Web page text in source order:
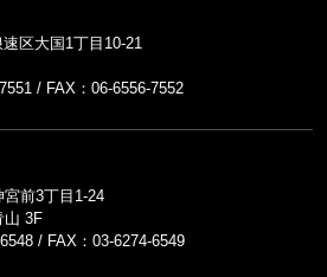
区大国1丁目10-21
/ FAX：06-6556-7552
前3丁目1-24
山 3F
/ FAX：03-6274-6549